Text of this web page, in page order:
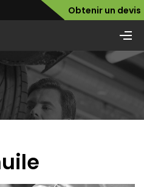
Obtenir un devis